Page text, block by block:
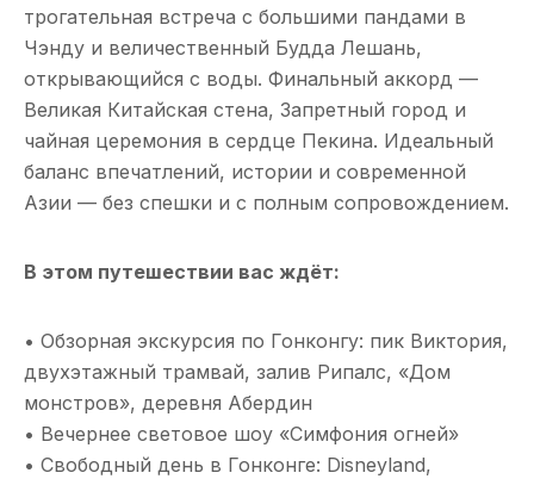
трогательная встреча с большими пандами в
Чэнду и величественный Будда Лешань,
открывающийся с воды. Финальный аккорд —
Великая Китайская стена, Запретный город и
чайная церемония в сердце Пекина. Идеальный
баланс впечатлений, истории и современной
Азии — без спешки и с полным сопровождением.
В этом путешествии вас ждёт:
• Обзорная экскурсия по Гонконгу: пик Виктория,
двухэтажный трамвай, залив Рипалс, «Дом
монстров», деревня Абердин
• Вечернее световое шоу «Симфония огней»
• Свободный день в Гонконге: Disneyland,